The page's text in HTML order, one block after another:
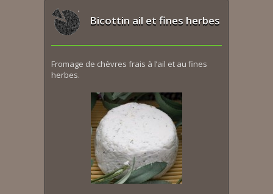
Bicottin ail et fines herbes
Fromage de chèvres frais à l’ail et au fines
herbes.